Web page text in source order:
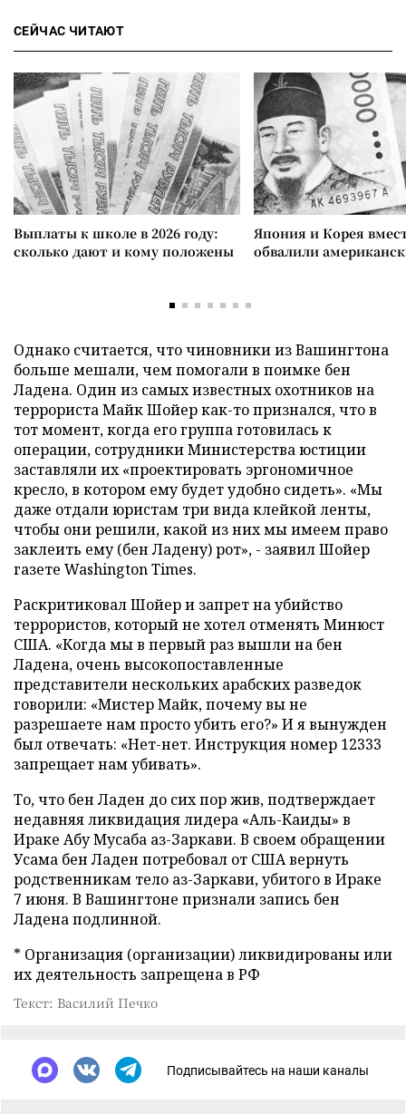
СЕЙЧАС ЧИТАЮТ
Выплаты к школе в 2026 году:
сколько дают и кому положены
Япония и Корея
обвалили
Однако считается, что чиновники из Вашингтона
больше мешали, чем помогали в поимке бен
Ладена. Один из самых известных охотников на
террориста Майк Шойер как-то признался, что в
тот момент, когда его группа готовилась к
операции, сотрудники Министерства юстиции
заставляли их «проектировать эргономичное
кресло, в котором ему будет удобно сидеть». «Мы
даже отдали юристам три вида клейкой ленты,
чтобы они решили, какой из них мы имеем право
заклеить ему (бен Ладену) рот», - заявил Шойер
газете Washington Times.
Раскритиковал Шойер и запрет на убийство
террористов, который не хотел отменять Минюст
США. «Когда мы в первый раз вышли на бен
Ладена, очень высокопоставленные
представители нескольких арабских разведок
говорили: «Мистер Майк, почему вы не
разрешаете нам просто убить его?» И я вынужден
был отвечать: «Нет-нет. Инструкция номер 12333
запрещает нам убивать».
То, что бен Ладен до сих пор жив, подтверждает
недавняя ликвидация лидера «Аль-Каиды» в
Ираке Абу Мусаба аз-Заркави. В своем обращении
Усама бен Ладен потребовал от США вернуть
родственникам тело аз-Заркави, убитого в Ираке
7 июня. В Вашингтоне признали запись бен
Ладена подлинной.
* Организация (организации) ликвидированы или
их деятельность запрещена в РФ
Текст: Василий Печко
Подписывайтесь на наши каналы